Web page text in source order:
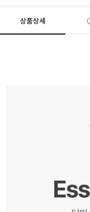
페이코 ID
상품상세